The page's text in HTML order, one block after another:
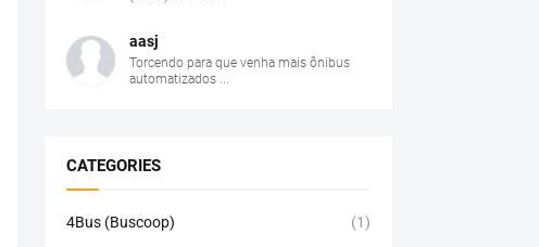
aasj
Torcendo para que venha mais ônibus
automatizados ...
CATEGORIES
4Bus (Buscoop) (1)